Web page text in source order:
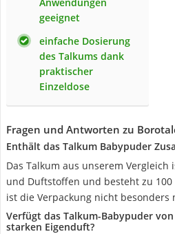
geeignet
einfache Dosierung
des Talkums dank
praktischer
Einzeldose
Fragen und Antworten zu
Enthält das Talkum Babypuder
Das Talkum aus unserem
und Duftstoffen und besteht zu 100
ist die Verpackung nicht besonders
Verfügt das Talkum-Babypuder
starken Eigenduft?